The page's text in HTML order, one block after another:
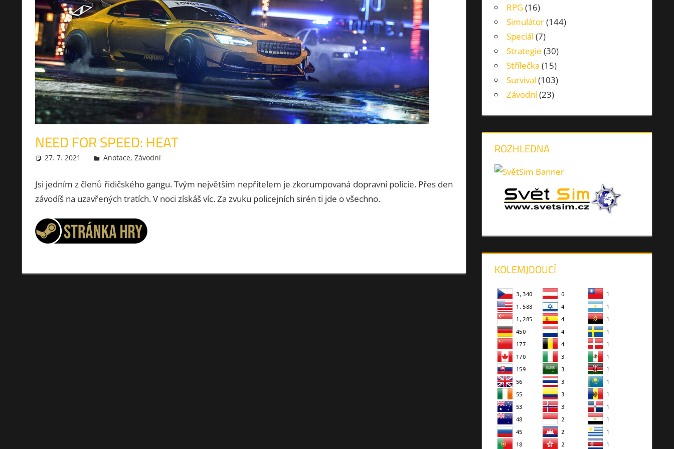
NEED FOR SPEED: HEAT
27. 7. 2021 xmilek
Anotace, Závodní
Jsi jedním z členů řidičského gangu. Tvým největším nepřítelem je zkorumpovaná dopravní policie. Přes den
závodíš na uzavřených tratích. V noci získáš víc. Za zvuku policejních sirén ti jde o všechno.
RPG(16)
Simulátor(144)
Speciál (7)
Strategie (30)
Střílečka (15)
Survival (103)
Závodní(23)
ROZHLEDNA
KOLEMJDOUCÍ